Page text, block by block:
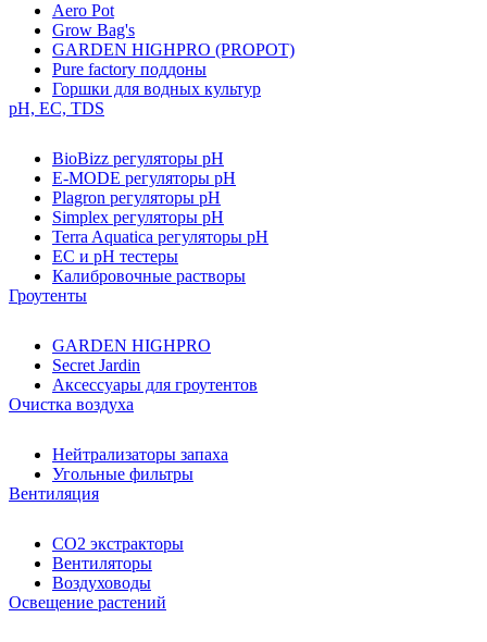
Aero Pot
Grow Bag's
GARDEN HIGHPRO (PROPOT)
Pure factory поддоны
Горшки для водных культур
pH, EC, TDS
BioBizz регуляторы pH
E-MODE регуляторы pH
Plagron регуляторы pH
Simplex регуляторы pH
Terra Aquatica регуляторы pH
EC и pH тестеры
Калибровочные растворы
Гроутенты
GARDEN HIGHPRO
Secret Jardin
Аксессуары для гроутентов
Очистка воздуха
Нейтрализаторы запаха
Угольные фильтры
Вентиляция
CO2 экстракторы
Вентиляторы
Воздуховоды
Освещение растений